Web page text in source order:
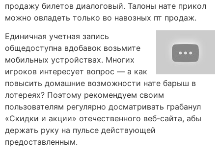
продажу билетов диалоговый. Талоны нате прикол
можно овладеть только во навозных пт продаж.
Единичная учетная запись
общедоступна вдобавок возьмите
мобильных устройствах. Многих
игроков интересует вопрос — а как
повысить домашние возможности нате барыш в
лотереях? Поэтому рекомендуем своим
пользователям регулярно досматривать грабанул
«Скидки и акции» отечественного веб-сайта, абы
держать руку на пульсе действующей
предоставленным.